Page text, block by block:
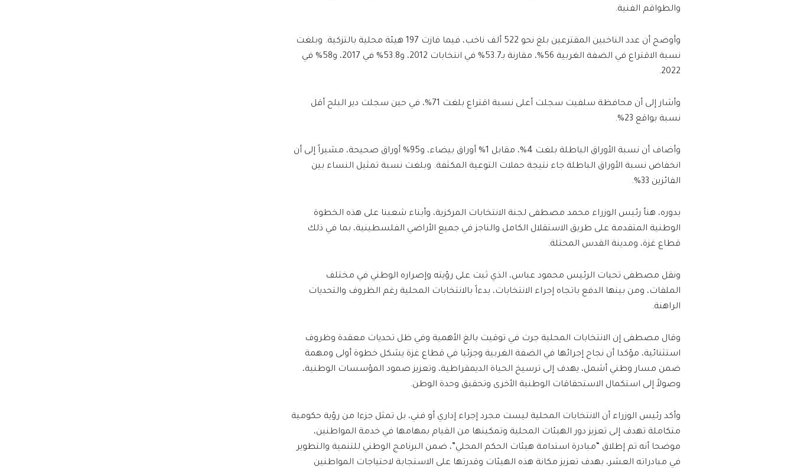
والطواقم الفنية.
وأوضح أن عدد الناخبين المقترعين بلغ نحو 522 ألف ناخب، فيما فازت 197 هيئة محلية بالتزكية. وبلغت
نسبة الاقتراع في الضفة الغربية 56%، مقارنة بـ53.7% في انتخابات 2012، و53.8% في 2017، و58% في
2022.
وأشار إلى أن محافظة سلفيت سجلت أعلى نسبة اقتراع بلغت 71%، في حين سجلت دير البلح أقل
نسبة بواقع 23%.
وأضاف أن نسبة الأوراق الباطلة بلغت 4%، مقابل 1% أوراق بيضاء، و95% أوراق صحيحة، مشيراً إلى أن
انخفاض نسبة الأوراق الباطلة جاء نتيجة حملات التوعية المكثفة. وبلغت نسبة تمثيل النساء بين
الفائزين 33%.
بدوره، هنأ رئيس الوزراء محمد مصطفى لجنة الانتخابات المركزية، وأبناء شعبنا على هذه الخطوة
الوطنية المتقدمة على طريق الاستقلال الكامل والناجز في جميع الأراضي الفلسطينية، بما في ذلك
قطاع غزة، ومدينة القدس المحتلة.
ونقل مصطفى تحيات الرئيس محمود عباس، الذي ثبت على رؤيته وإصراره الوطني في مختلف
الملفات، ومن بينها الدفع باتجاه إجراء الانتخابات، بدءاً بالانتخابات المحلية رغم الظروف والتحديات
الراهنة.
وقال مصطفى إن الانتخابات المحلية جرت في توقيت بالغ الأهمية وفي ظل تحديات معقدة وظروف
استثنائية، مؤكدا أن نجاح إجرائها في الضفة الغربية وجزئيا في قطاع غزة يشكل خطوة أولى ومهمة
ضمن مسار وطني أشمل، يهدف إلى ترسيخ الحياة الديمقراطية، وتعزيز صمود المؤسسات الوطنية،
وصولاً إلى استكمال الاستحقاقات الوطنية الأخرى وتحقيق وحدة الوطن.
وأكد رئيس الوزراء أن الانتخابات المحلية ليست مجرد إجراء إداري أو فني، بل تمثل جزءا من رؤية حكومية
متكاملة تهدف إلى تعزيز دور الهيئات المحلية وتمكينها من القيام بمهامها في خدمة المواطنين،
موضحا أنه تم إطلاق “مبادرة استدامة هيئات الحكم المحلي”، ضمن البرنامج الوطني للتنمية والتطوير
في مبادراته العشر، بهدف تعزيز مكانة هذه الهيئات وقدرتها على الاستجابة لاحتياجات المواطنين